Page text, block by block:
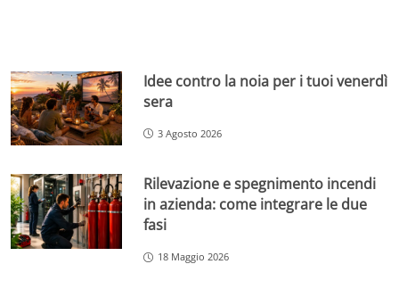
Idee contro la noia per i tuoi venerdì
sera
3 Agosto 2026
Rilevazione e spegnimento incendi
in azienda: come integrare le due
fasi
18 Maggio 2026